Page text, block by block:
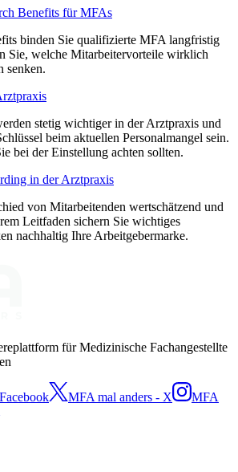
Benefits für MFAs
binden Sie qualifizierte MFA langfristig
Sie, welche Mitarbeitervorteile wirklich
senken.
stetig wichtiger in der Arztpraxis und
beim aktuellen Personalmangel sein.
bei der Einstellung achten sollten.
in der Arztpraxis
von Mitarbeitenden wertschätzend und
Leitfaden sichern Sie wichtiges
nachhaltig Ihre Arbeitgebermarke.
für Medizinische Fachangestellte
MFA mal anders - X
MFA